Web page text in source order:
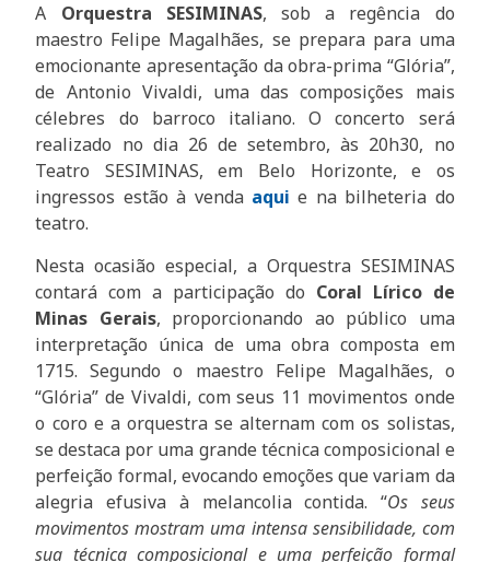
A Orquestra SESIMINAS, sob a regência do
maestro Felipe Magalhães, se prepara para uma
emocionante apresentação da obra-prima “Glória”,
de Antonio Vivaldi, uma das composições mais
célebres do barroco italiano. O concerto será
realizado no dia 26 de setembro, às 20h30, no
Teatro SESIMINAS, em Belo Horizonte, e os
ingressos estão à venda aqui e na bilheteria do
teatro.
Nesta ocasião especial, a Orquestra SESIMINAS
contará com a participação do Coral Lírico de
Minas Gerais, proporcionando ao público uma
interpretação única de uma obra composta em
1715. Segundo o maestro Felipe Magalhães, o
“Glória” de Vivaldi, com seus 11 movimentos onde
o coro e a orquestra se alternam com os solistas,
se destaca por uma grande técnica composicional e
perfeição formal, evocando emoções que variam da
alegria efusiva à melancolia contida. “Os seus
movimentos mostram uma intensa sensibilidade, com
sua técnica composicional e uma perfeição formal